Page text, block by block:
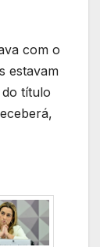
com o
estavam
título